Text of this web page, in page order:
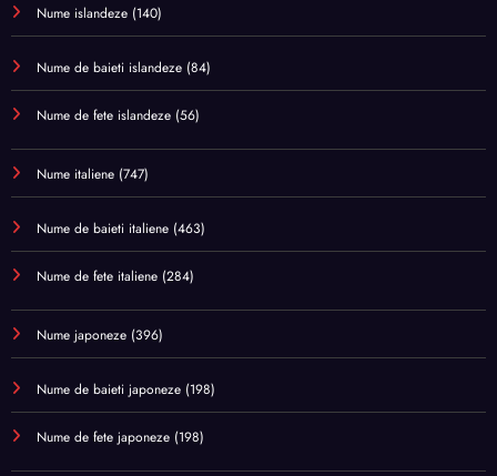
Nume islandeze (140)
Nume de baieti islandeze (84)
Nume de fete islandeze (56)
Nume italiene (747)
Nume de baieti italiene (463)
Nume de fete italiene (284)
Nume japoneze (396)
Nume de baieti japoneze (198)
Nume de fete japoneze (198)